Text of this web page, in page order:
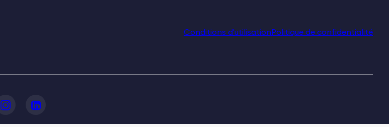
Conditions d'utilisationPolitique de confidentialité